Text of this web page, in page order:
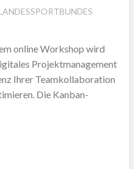
online Workshop wird
Projektmanagement
Ihrer Teamkollaboration
Die Kanban-